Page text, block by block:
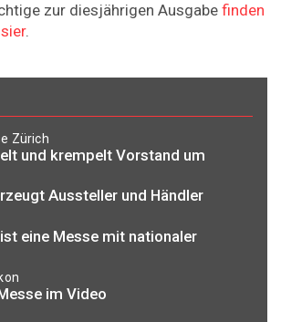
zur diesjährigen Ausgabe finden
.
Zürich
und krempelt Vorstand um
Aussteller und Händler
eine Messe mit nationaler
im Video